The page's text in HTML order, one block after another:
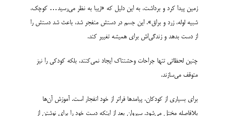
زمین پیدا کرد و برداشت، به این دلیل که «زیبا به نظر می‌رسید… کوچک،
شبیه لوله، زرد و براق». این جسم در دستش منفجر شد، باعث شد دستش را
از دست بدهد و زندگی‌اش برای همیشه تغییر کند.
چنین لحظاتی تنها جراحات وحشتناک ایجاد نمی‌کنند، بلکه کودکی را نیز
متوقف می‌سازند.
برای بسیاری از کودکان، پیامدها فراتر از خود انفجار است. آموزش آن‌ها
بلافاصله مختل می‌شود. سیروان بعد از اینکه دست خود را برای نوشتن از